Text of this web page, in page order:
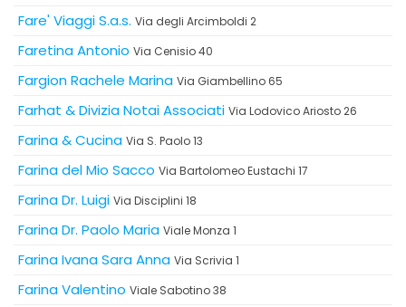
Fare' Viaggi S.a.s. Via degli Arcimboldi 2
Faretina Antonio Via Cenisio 40
Fargion Rachele Marina Via Giambellino 65
Farhat & Divizia Notai Associati Via Lodovico Ariosto 26
Farina & Cucina Via S. Paolo 13
Farina del Mio Sacco Via Bartolomeo Eustachi 17
Farina Dr. Luigi Via Disciplini 18
Farina Dr. Paolo Maria Viale Monza 1
Farina Ivana Sara Anna Via Scrivia 1
Farina Valentino Viale Sabotino 38